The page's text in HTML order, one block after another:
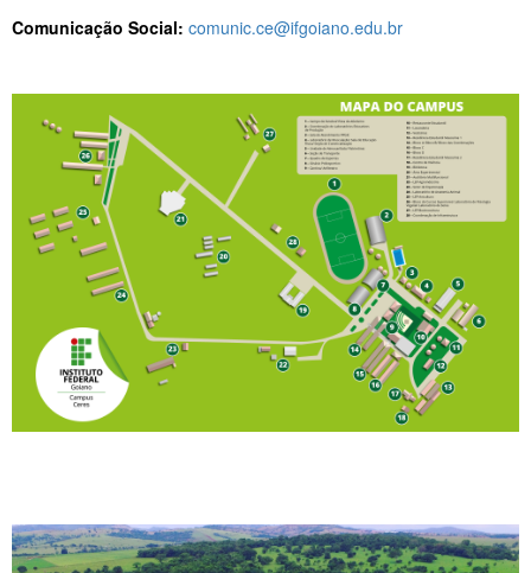
Comunicação Social: comunic.ce@ifgoiano.edu.br